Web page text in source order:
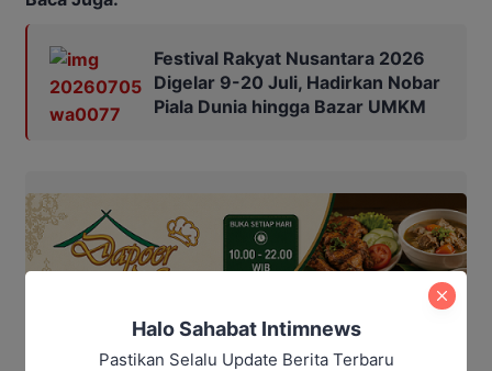
Festival Rakyat Nusantara 2026
Digelar 9-20 Juli, Hadirkan Nobar
Piala Dunia hingga Bazar UMKM
Halo Sahabat Intimnews
Pastikan Selalu Update Berita Terbaru